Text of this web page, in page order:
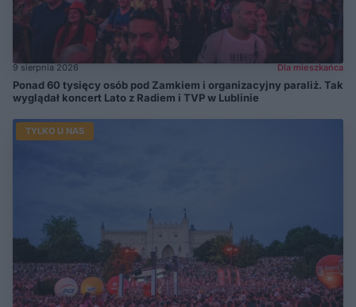
9 sierpnia 2026 Dla mieszkańca
Ponad 60 tysięcy osób pod Zamkiem i organizacyjny paraliż. Tak
wyglądał koncert Lato z Radiem i TVP w Lublinie
TYLKO U NAS